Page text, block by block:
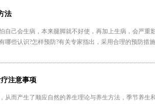
法
自己会生病，本来腿脚就不好使，再加上生病，会严重
哪些认识?怎样预防?有关专家指出，采用合理的预防措
注意事项
从而产生了顺应自然的养生理论与养生方法，季节养生